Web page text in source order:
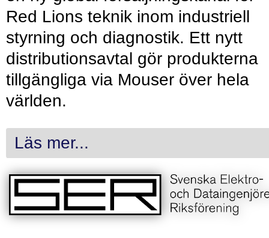
Red Lions teknik inom industriell
styrning och diagnostik. Ett nytt
distributionsavtal gör produkterna
tillgängliga via Mouser över hela
världen.
Läs mer...